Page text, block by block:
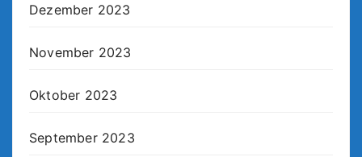
Dezember 2023
November 2023
Oktober 2023
September 2023